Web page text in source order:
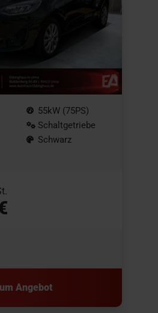
55kW (75PS)
Schaltgetriebe
Schwarz
Angebot